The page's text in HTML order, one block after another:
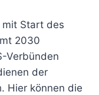
mit Start des
2030
Verbünden
der
Hier können die